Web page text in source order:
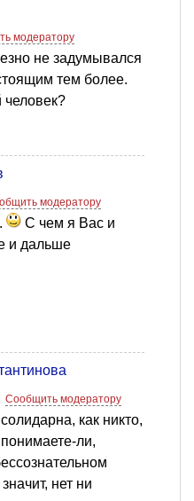
модератору
не задумывался
тем более.
модератору
С чем я Вас и
и дальше
Сообщить модератору
как никто,
ли,
нет ни